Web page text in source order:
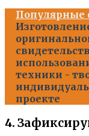
Популярные
техники -
проекте
4.